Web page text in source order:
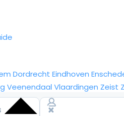
Dordrecht Eindhoven
Veenendaal Vlaardingen Zeist